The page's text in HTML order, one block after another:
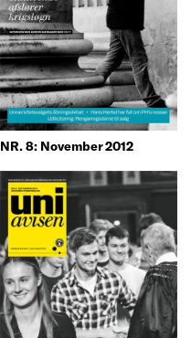
NR. 8: November 2012